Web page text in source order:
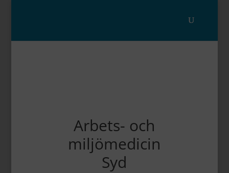
Arbets- och
miljömedicin
Syd